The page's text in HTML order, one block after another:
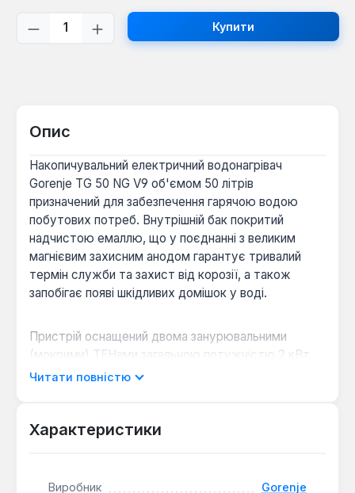
Кількість товару: Введіть потрібну
Купити
Опис
Накопичувальний електричний водонагрівач
Gorenje TG 50 NG V9 об'ємом 50 літрів
призначений для забезпечення гарячою водою
побутових потреб. Внутрішній бак покритий
надчистою емаллю, що у поєднанні з великим
магнієвим захисним анодом гарантує тривалий
термін служби та захист від корозії, а також
запобігає появі шкідливих домішок у воді.
Пристрій оснащений двома занурювальними
(мокрими) ТЕНами загальною потужністю 2 кВт
(1.0 + 1.0 кВт), виготовленими з міді. Це забезпечує
терморегулятора дозволяє легко встановлювати
та функцію захисту від замерзання, що є
Читати повністю
Характеристики
Виробник Gorenje